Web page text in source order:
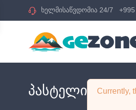
Currently,
ხელმისაწვდომია 24/7
პასტელი -